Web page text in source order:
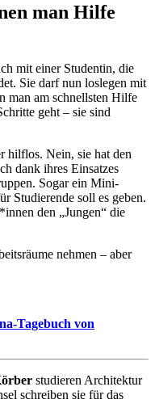
man Hilfe
mit einer Studentin, die
Sie darf nun loslegen mit
man am schnellsten Hilfe
geht – sie sind
hilflos. Nein, sie hat den
dank ihres Einsatzes
Sogar ein Mini-
Studierende soll es geben.
den „Jungen“ die
nehmen – aber
Tagebuch von
studieren Architektur
schreiben sie für das